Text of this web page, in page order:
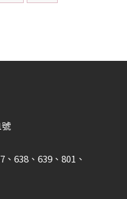
638、639、801、